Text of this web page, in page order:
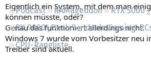
Podcast RAMageddon
RTX 5000
RX 9000 „Deals“
Ideale Gaming-
CPU-Rangliste
Eigentlich ein System, mit dem man
können müsste, oder?
Genau das funktioniert allerdings nicht.
Windows 7 wurde vom Vorbesitzer neu
Treiber sind aktuell.